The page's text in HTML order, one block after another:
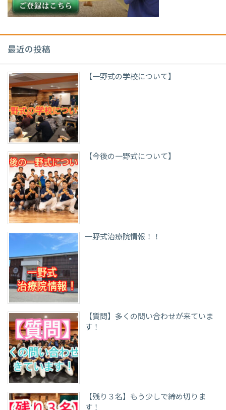
最近の投稿
【一野式の学校について】
【今後の一野式について】
一野式治療院情報！！
【質問】多くの問い合わせが来ていま
す！
【残り３名】もう少しで締め切りま
す！